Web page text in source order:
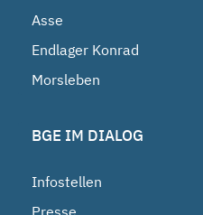
Asse
Endlager Konrad
Morsleben
BGE IM DIALOG
Infostellen
Presse